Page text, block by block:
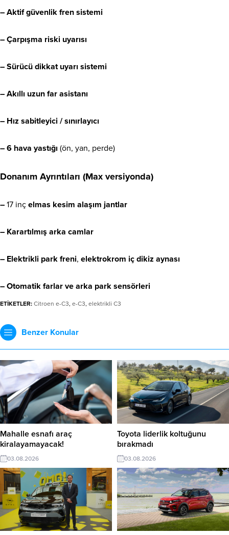
– Aktif güvenlik fren sistemi
– Çarpışma riski uyarısı
– Sürücü dikkat uyarı sistemi
– Akıllı uzun far asistanı
– Hız sabitleyici / sınırlayıcı
– 6 hava yastığı (ön, yan, perde)
Donanım Ayrıntıları (Max versiyonda)
– 17 inç elmas kesim alaşım jantlar
– Karartılmış arka camlar
– Elektrikli park freni, elektrokrom iç dikiz aynası
– Otomatik farlar ve arka park sensörleri
ETİKETLER: Citroen e-C3, e-C3, elektrikli C3
Benzer Konular
Mahalle esnafı araç
kiralayamayacak!
03.08.2026
Toyota liderlik koltuğunu
bırakmadı
03.08.2026